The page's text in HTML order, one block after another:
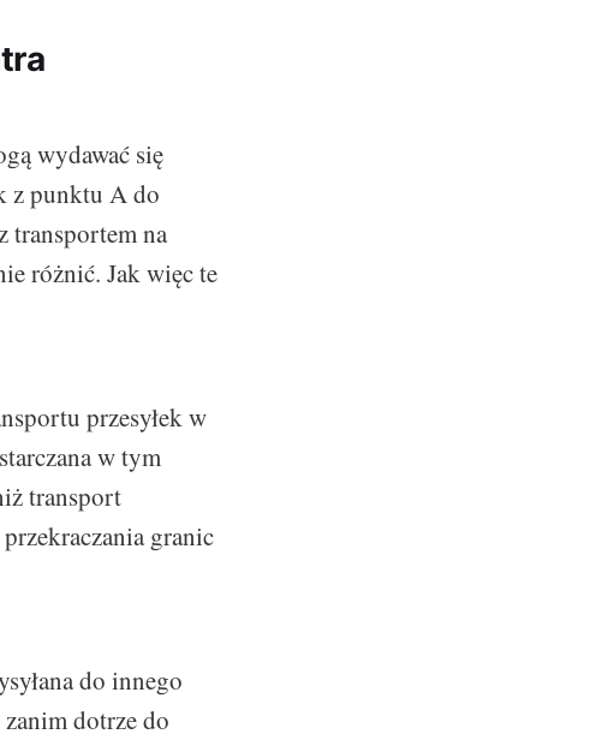
wydawać się
z punktu A do
transportem na
różnić. Jak więc te
przesyłek w
w tym
transport
granic
do innego
zanim dotrze do